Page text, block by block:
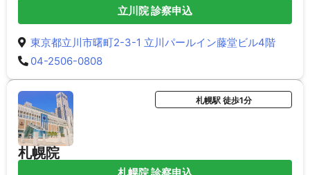
立川院 診察申込
東京都立川市曙町2-3-1 立川パールイン藤堂ビル4階
04-2506-0808
札幌院
札幌駅 徒歩1分